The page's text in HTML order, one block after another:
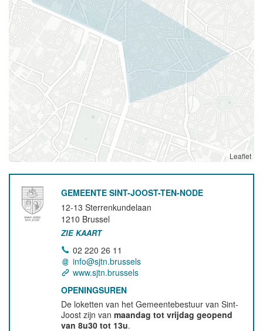
Leaflet
GEMEENTE SINT-JOOST-TEN-NODE
12-13 Sterrenkundelaan
1210 Brussel
ZIE KAART
02 220 26 11
info@sjtn.brussels
www.sjtn.brussels
OPENINGSUREN
De loketten van het Gemeentebestuur van Sint-
Joost zijn vanmaandag tot vrijdag geopend
van 8u30 tot 13u.